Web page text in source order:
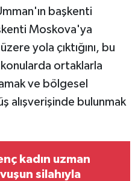
başkenti
Moskova'ya
yola çıktığını, bu
konularda ortaklarla
ve bölgesel
alışverişinde bulunmak
kadın uzman
silahıyla